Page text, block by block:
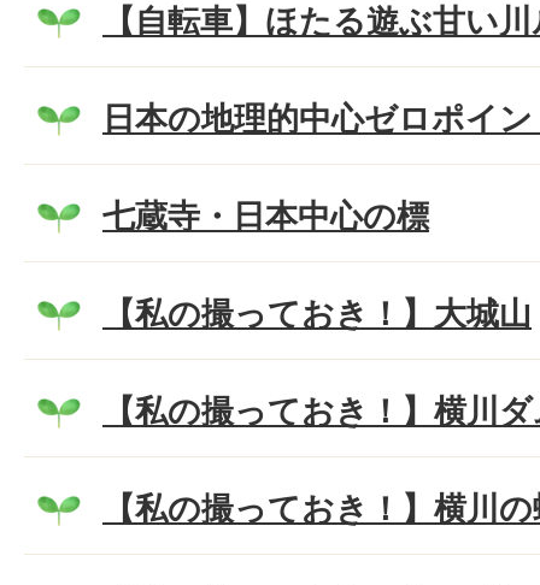
【自転車】ほたる遊ぶ甘い
日本の地理的中心ゼロポイ
七蔵寺・日本中心の標
【私の撮っておき！】大城山
【私の撮っておき！】横川
【私の撮っておき！】横川